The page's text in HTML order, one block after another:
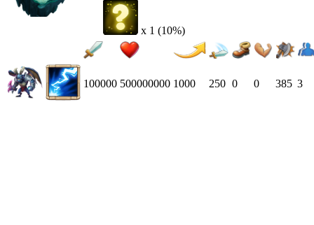
x 1 (10%)
100000 500000000 1000 250 0 0 385 3